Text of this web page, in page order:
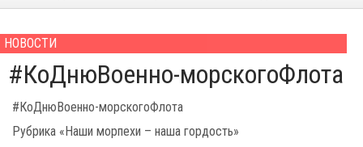
НОВОСТИ
#КоДнюВоенно-морскогоФлота
#КоДнюВоенно-морскогоФлота
Рубрика «Наши морпехи – наша гордость»